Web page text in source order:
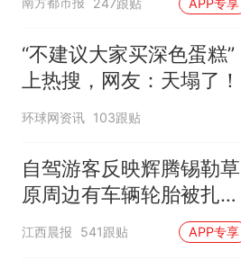
APP专享
“不建议大家买深色蛋糕”
上热搜，网友：天塌了！
环球网资讯 103跟贴
自驾游客反映辉腾锡勒草
原周边有车辆轮胎被扎，
修理店铺换胎价格高达千
元，官方发布情况通报
江西晨报 541跟贴 APP专享